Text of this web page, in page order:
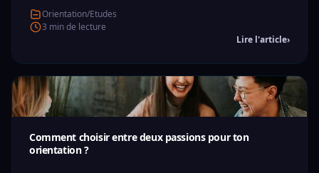
Orientation/Etudes
3 min de lecture
Lire l'article›
Comment choisir entre deux passions pour ton
orientation ?